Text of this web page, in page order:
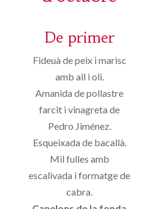
De primer
Fideuà de peix i marisc
amb all i oli.
Amanida de pollastre
farcit i vinagreta de
Pedro Jiménez.
Esqueixada de bacallà.
Mil fulles amb
escalivada i formatge de
cabra.